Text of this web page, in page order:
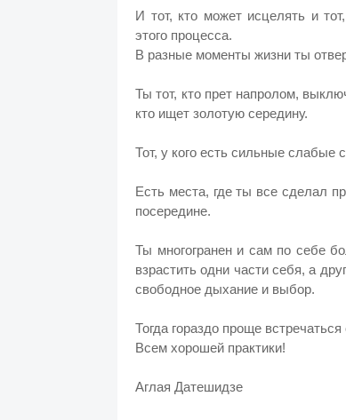
И тот, кто может исцелять и
этого процесса.
В разные моменты жизни ты
Ты тот, кто прет напролом,
кто ищет золотую середину.
Тот, у кого есть сильные слабые
Есть места, где ты все сделал
посередине.
Ты многогранен и сам по себе
взрастить одни части себя, а
свободное дыхание и выбор.
Тогда гораздо проще
Всем хорошей практики!
Аглая Датешидзе